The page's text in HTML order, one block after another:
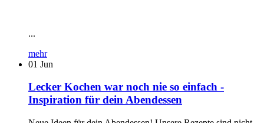
...
mehr
01 Jun
Lecker Kochen war noch nie so einfach -
Inspiration für dein Abendessen